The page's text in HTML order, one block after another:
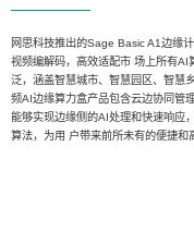
网思科技推出的Sage Basic A1边缘
视频编解码，高效适配市 场上所有AI
泛，涵盖智慧城市、智慧园区、智慧
频AI边缘算力盒产品包含云边协同管
能够实现边缘侧的AI处理和快速响应
算法，为用 户带来前所未有的便捷和